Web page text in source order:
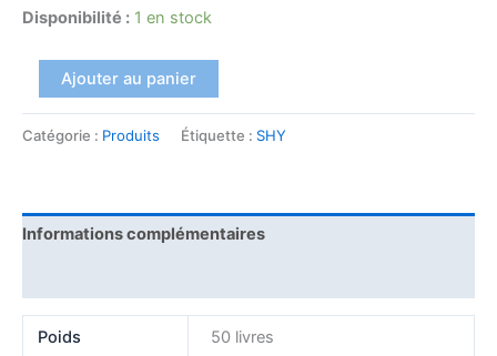
Disponibilité : 1 en stock
Ajouter au panier
Catégorie : Produits Étiquette : SHY
Informations complémentaires
Poids 50 livres